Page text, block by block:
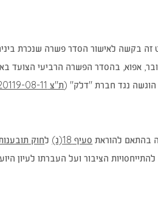
אפוא, בהסדר הפשרה הרביעי הצועד
הוגשה נגד חברת "דלק" (ת"צ 20119-08-11
סעיף 18(ג)
(נפתח
בחלון
לחוק תובענות
הציבור ועל העברתו לעיון